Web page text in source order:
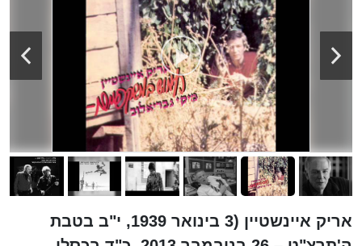
אריק איינשטיין (3 בינואר 1939, י"ב בטבת